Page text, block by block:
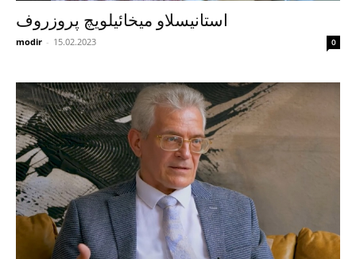
استانیسلاو میخائیلویچ پروزروف
modir - 15.02.2023 0